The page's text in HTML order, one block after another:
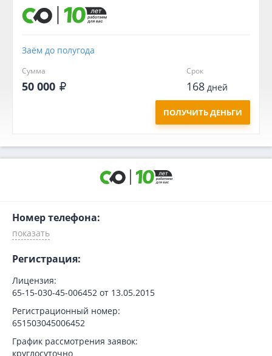
Заём до полугода
Сумма
50 000
Срок
168дней
ПОЛУЧИТЬ ДЕНЬГИ
Номер телефона:
Регистрация:
Лицензия:
65-15-030-45-006452 от 13.05.2015
Регистрационный номер:
651503045006452
График рассмотрения заявок:
круглосуточно